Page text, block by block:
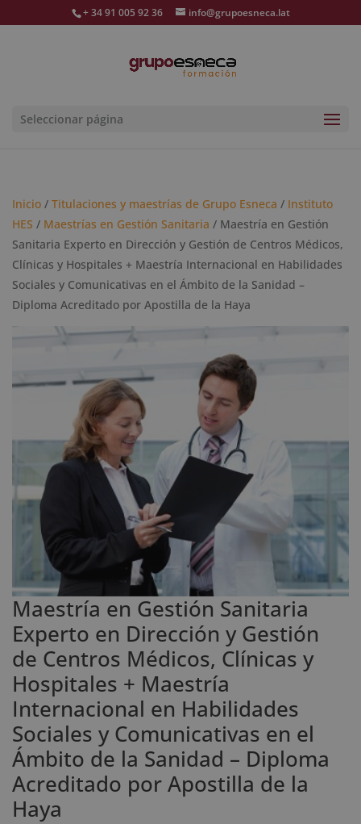
+ 34 91 005 92 36 info@grupoesneca.lat
Seleccionar página
Inicio / Titulaciones y maestrías de Grupo Esneca / Instituto
HES / Maestrías en Gestión Sanitaria / Maestría en Gestión
Sanitaria Experto en Dirección y Gestión de Centros Médicos,
Clínicas y Hospitales + Maestría Internacional en Habilidades
Sociales y Comunicativas en el Ámbito de la Sanidad –
Diploma Acreditado por Apostilla de la Haya
Maestría en Gestión Sanitaria
Experto en Dirección y Gestión
de Centros Médicos, Clínicas y
Hospitales + Maestría
Internacional en Habilidades
Sociales y Comunicativas en el
Ámbito de la Sanidad – Diploma
Acreditado por Apostilla de la
Haya